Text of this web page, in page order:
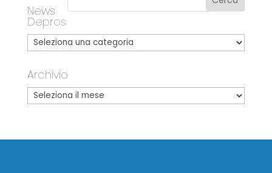
News
Depros
Archivio